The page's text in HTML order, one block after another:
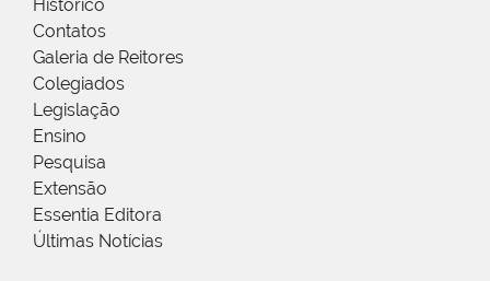
Histórico
Contatos
Galeria de Reitores
Colegiados
Legislação
Ensino
Pesquisa
Extensão
Essentia Editora
Últimas Notícias